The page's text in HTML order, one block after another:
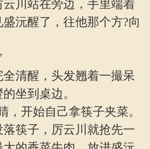
川站在旁边，手里端着
沅醒了，往他那个方?向
清醒，头发翘着一撮呆
坐到桌边。
，开始自己拿筷子夹菜。
筷子，厉云川就抢先一